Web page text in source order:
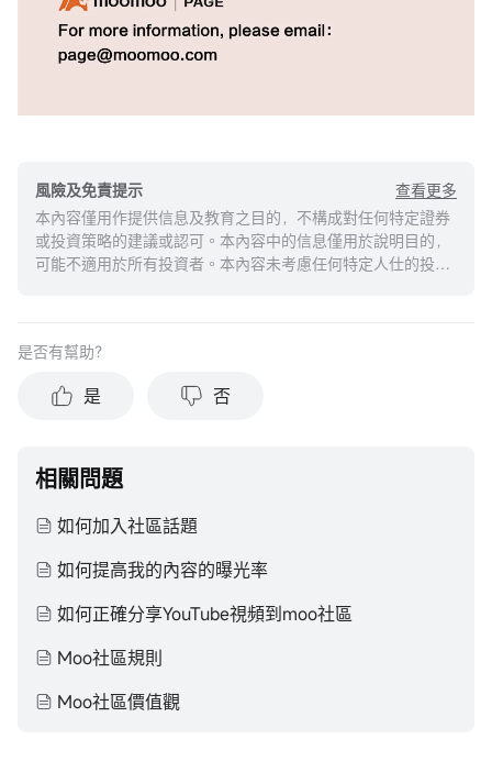
風險及免責提示
查看更多
本內容僅用作提供信息及教育之目的，不構成對任何特定證券
或投資策略的建議或認可。本內容中的信息僅用於說明目的，
可能不適用於所有投資者。本內容未考慮任何特定人仕的投資
結果。投資涉及風險和損失本金的可能性。moomoo對上述內
任何陳述或保證。
是否有幫助？
是 否
相關問題
如何加入社區話題
如何提高我的內容的曝光率
如何正確分享YouTube視頻到moo社區
Moo社區規則
Moo社區價值觀